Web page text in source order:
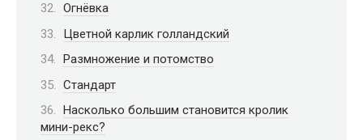
Огнёвка
Цветной карлик голландский
Размножение и потомство
Стандарт
Насколько большим становится кролик
мини-рекс?